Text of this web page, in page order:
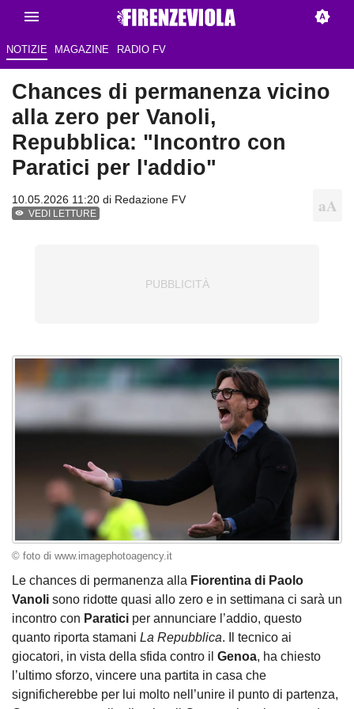
NOTIZIE MAGAZINE RADIO FV
Chances di permanenza vicino
alla zero per Vanoli,
Repubblica: "Incontro con
Paratici per l'addio"
10.05.2026 11:20 di Redazione FV
VEDI LETTURE
© foto di www.imagephotoagency.it
Le chances di permanenza alla Fiorentina di Paolo
Vanoli sono ridotte quasi allo zero e in settimana ci sarà un
incontro con Paratici per annunciare l’addio, questo
quanto riporta stamani La Repubblica. Il tecnico ai
giocatori, in vista della sfida contro il Genoa, ha chiesto
l’ultimo sforzo, vincere una partita in casa che
significherebbe per lui molto nell’unire il punto di partenza,